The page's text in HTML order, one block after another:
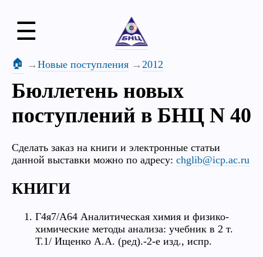
☰
🏠 Новые поступления 2012
Бюллетень новых
поступлений в БНЦ N 40
Сделать заказ на книги и электронные статьи
данной выставки можно по адресу: chglib@icp.ac.ru
КНИГИ
Г4я7/А64 Аналитическая химия и физико-
химические методы анализа: учебник в 2 т.
Т.1/ Ищенко А.А. (ред).-2-е изд., испр.